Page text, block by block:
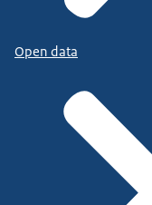
Open data